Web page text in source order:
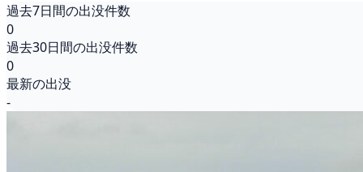
過去7日間の出没件数
0
過去30日間の出没件数
0
最新の出没
-